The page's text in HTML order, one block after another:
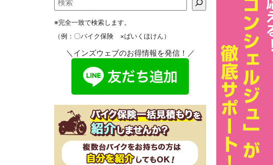
※完全一致で検索します。
（例：〇バイク保険 ×ばいくほけん）
＼インズウェブのお得情報を発信！／